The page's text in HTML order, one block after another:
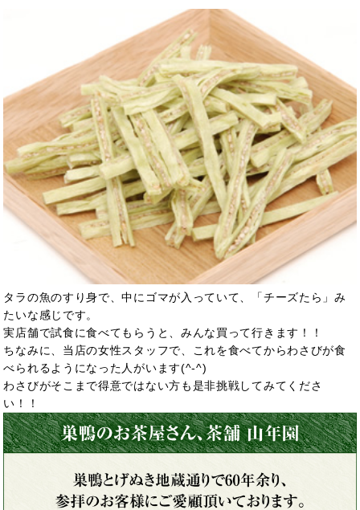
タラの魚のすり身で、中にゴマが入っていて、「チーズたら」み
たいな感じです。
実店舗で試食に食べてもらうと、みんな買って行きます！！
ちなみに、当店の女性スタッフで、これを食べてからわさびが食
べられるようになった人がいます(^-^)
わさびがそこまで得意ではない方も是非挑戦してみてくださ
い！！